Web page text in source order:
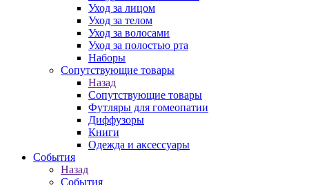
Уход за лицом
Уход за телом
Уход за волосами
Уход за полостью рта
Наборы
Сопутствующие товары
Назад
Сопутствующие товары
Футляры для гомеопатии
Диффузоры
Книги
Одежда и аксессуары
События
Назад
События